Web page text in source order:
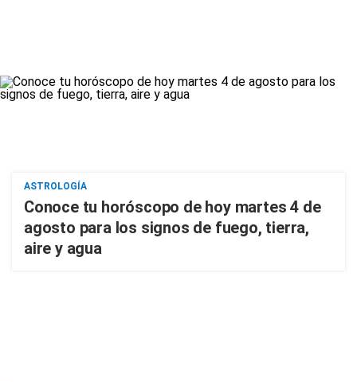
ASTROLOGÍA
Conoce tu horóscopo de hoy martes 4 de
agosto para los signos de fuego, tierra,
aire y agua